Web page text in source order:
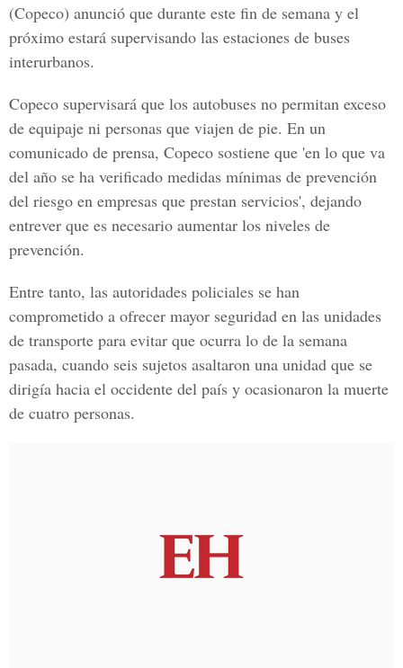
(Copeco) anunció que durante este fin de semana y el
próximo estará supervisando las estaciones de buses
interurbanos.
Copeco supervisará que los autobuses no permitan exceso
de equipaje ni personas que viajen de pie. En un
comunicado de prensa, Copeco sostiene que 'en lo que va
del año se ha verificado medidas mínimas de prevención
del riesgo en empresas que prestan servicios', dejando
entrever que es necesario aumentar los niveles de
prevención.
Entre tanto, las autoridades policiales se han
comprometido a ofrecer mayor seguridad en las unidades
de transporte para evitar que ocurra lo de la semana
pasada, cuando seis sujetos asaltaron una unidad que se
dirigía hacia el occidente del país y ocasionaron la muerte
de cuatro personas.